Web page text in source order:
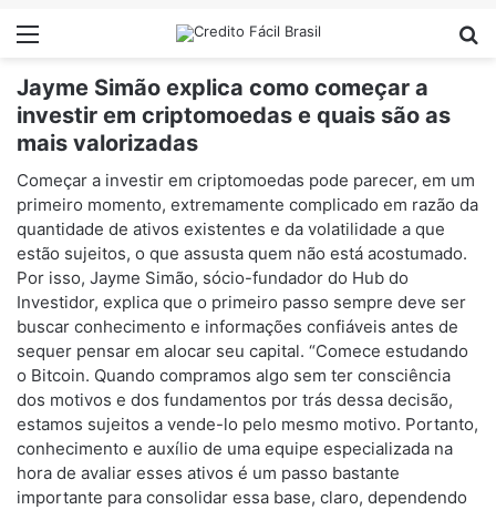
Menu
Jayme Simão explica como começar a
investir em criptomoedas e quais são as
mais valorizadas
Começar a investir em criptomoedas pode parecer, em um
primeiro momento, extremamente complicado em razão da
quantidade de ativos existentes e da volatilidade a que
estão sujeitos, o que assusta quem não está acostumado.
Por isso, Jayme Simão, sócio-fundador do Hub do
Investidor, explica que o primeiro passo sempre deve ser
buscar conhecimento e informações confiáveis antes de
sequer pensar em alocar seu capital. “Comece estudando
o Bitcoin. Quando compramos algo sem ter consciência
dos motivos e dos fundamentos por trás dessa decisão,
estamos sujeitos a vende-lo pelo mesmo motivo. Portanto,
conhecimento e auxílio de uma equipe especializada na
hora de avaliar esses ativos é um passo bastante
importante para consolidar essa base, claro, dependendo